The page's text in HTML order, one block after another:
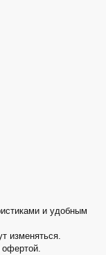
и удобным
изменяться.